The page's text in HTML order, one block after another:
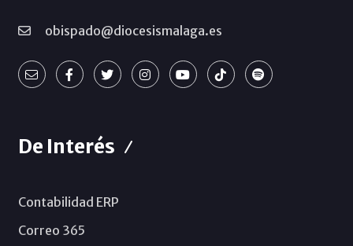
obispado@diocesismalaga.es
De Interés
Contabilidad ERP
Correo 365